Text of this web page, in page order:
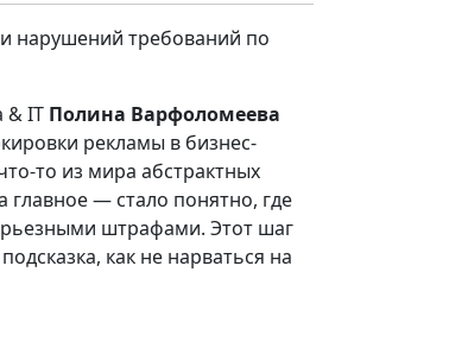
нарушений требований по
& IT Полина Варфоломеева
рекламы в бизнес-
то из мира абстрактных
главное — стало понятно, где
штрафами. Этот шаг
как не нарваться на